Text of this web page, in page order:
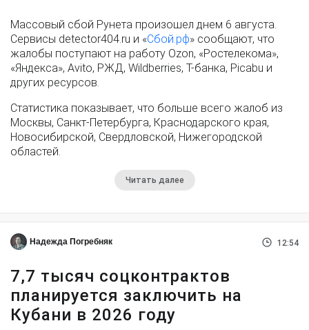
Массовый сбой Рунета произошел днем 6 августа.
Сервисы detector404.ru и «Сбой.рф» сообщают, что
жалобы поступают на работу Ozon, «Ростелекома»,
«Яндекса», Avito, РЖД, Wildberries, Т-банка, Picabu и
других ресурсов.
Статистика показывает, что больше всего жалоб из
Москвы, Санкт-Петербурга, Краснодарского края,
Новосибирской, Свердловской, Нижегородской
областей.
Читать далее
Надежда Погребняк 12:54
7,7 тысяч соцконтрактов
планируется заключить на
Кубани в 2026 году